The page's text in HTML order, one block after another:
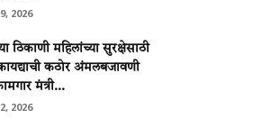
2026
ठिकाणी महिलांच्या सुरक्षेसाठी
कठोर अंमलबजावणी
मंत्री...
2026